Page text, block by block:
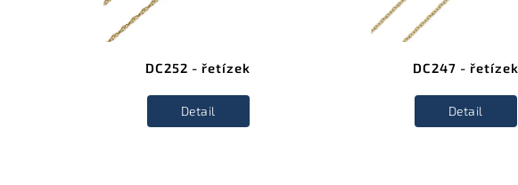
DC252 - řetízek
Detail
DC247 - řetízek
Detail